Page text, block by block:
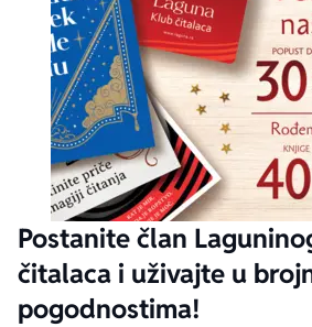
Postanite član
čitalaca i uživajte u
pogodnostima!